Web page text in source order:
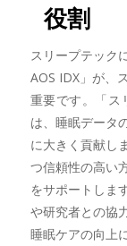
役割
スリープテック
AOS IDX」が、
重要です。「ス
は、睡眠データ
に大きく貢献し
つ信頼性の高い
をサポートしま
や研究者との協
睡眠ケアの向上